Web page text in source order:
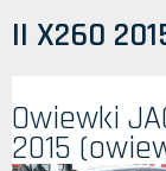
II X260
Owiewki
2015